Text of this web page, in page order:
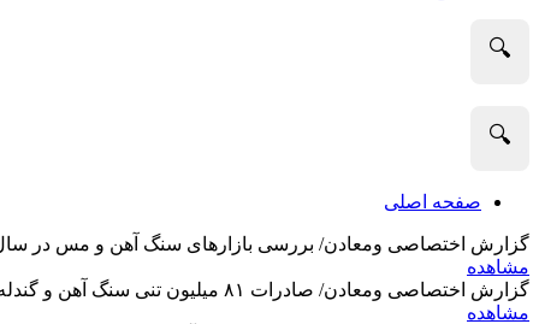
🔍
🔍
صفحه اصلی
گزارش اختصاصی ومعادن/ بررسی بازارهای سنگ آهن و مس در سال 2025 و نگاه تحلیلگران به
مشاهده
گزارش اختصاصی ومعادن/ صادرات ۸۱ میلیون تنی سنگ آهن و گندله استرالیا در ماه گذشته
مشاهده